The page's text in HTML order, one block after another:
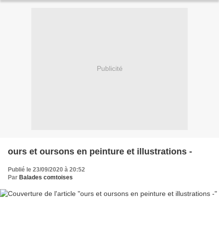
Publicité
ours et oursons en peinture et illustrations -
Publié le 23/09/2020 à 20:52
Par Balades comtoises